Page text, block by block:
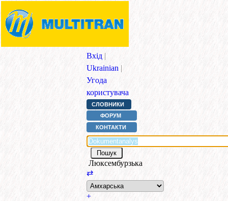
Вхід |
Ukrainian |
Угода
користувача
СЛОВНИКИ
ФОРУМ
КОНТАКТИ
Люксембурзька
⇄
+